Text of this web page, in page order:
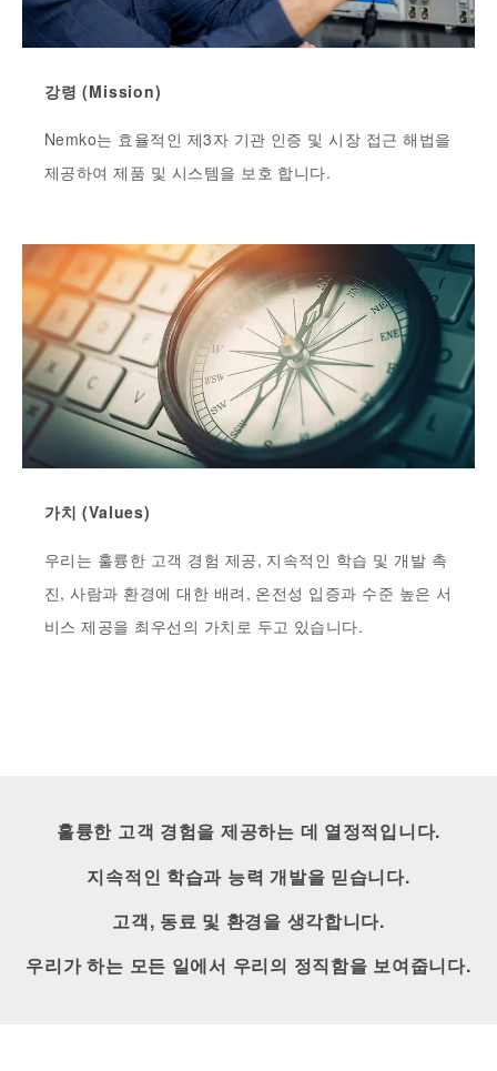
강령 (Mission)
Nemko는 효율적인 제3자 기관 인증 및 시장 접근 해법을
제공하여 제품 및 시스템을 보호 합니다.
가치 (Values)
우리는 훌륭한 고객 경험 제공, 지속적인 학습 및 개발 촉
진, 사람과 환경에 대한 배려, 온전성 입증과 수준 높은 서
비스 제공을 최우선의 가치로 두고 있습니다.
훌륭한 고객 경험을 제공하는 데 열정적입니다.
지속적인 학습과 능력 개발을 믿습니다.
고객, 동료 및 환경을 생각합니다.
우리가 하는 모든 일에서 우리의 정직함을 보여줍니다.